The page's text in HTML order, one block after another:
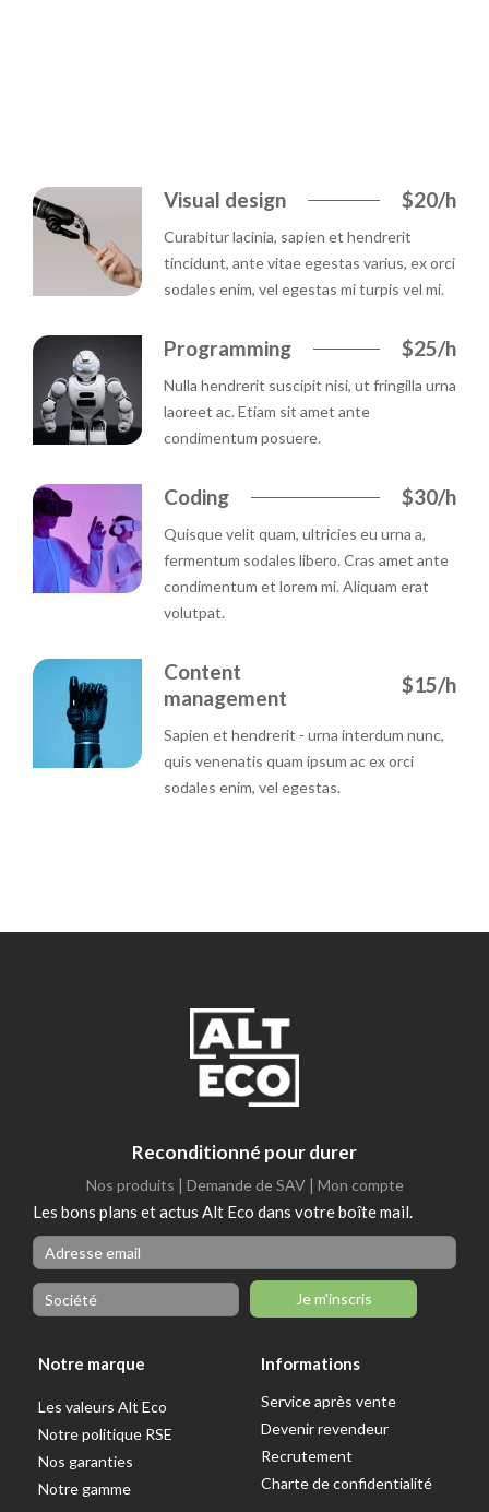
Visual design $20/h
Curabitur lacinia, sapien et hendrerit
tincidunt, ante vitae egestas varius, ex orci
sodales enim, vel egestas mi turpis vel mi.
Programming $25/h
Nulla hendrerit suscipit nisi, ut fringilla urna
laoreet ac. Etiam sit amet ante
condimentum posuere.
Coding $30/h
Quisque velit quam, ultricies eu urna a,
fermentum sodales libero. Cras amet ante
condimentum et lorem mi. Aliquam erat
volutpat.
Content
management
$15/h
Sapien et hendrerit - urna interdum nunc,
quis venenatis quam ipsum ac ex orci
sodales enim, vel egestas.
Reconditionné pour durer
Nos produits | Demande de SAV| Mon compte
Les bons plans et actus Alt Eco dans votre boîte mail.
Je m'inscris
Notre marque
Les valeurs Alt Eco
Notre politique RSE
Nos garanties
Notre gamme
Informations
Service après vente
Devenir revendeur
Recrutement
Charte de confidentialité